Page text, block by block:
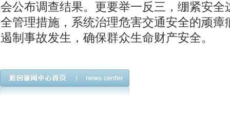
会公布调查结果。更要举一反三，绷紧安全
全管理措施，系统治理危害交通安全的顽瘴
遏制事故发生，确保群众生命财产安全。